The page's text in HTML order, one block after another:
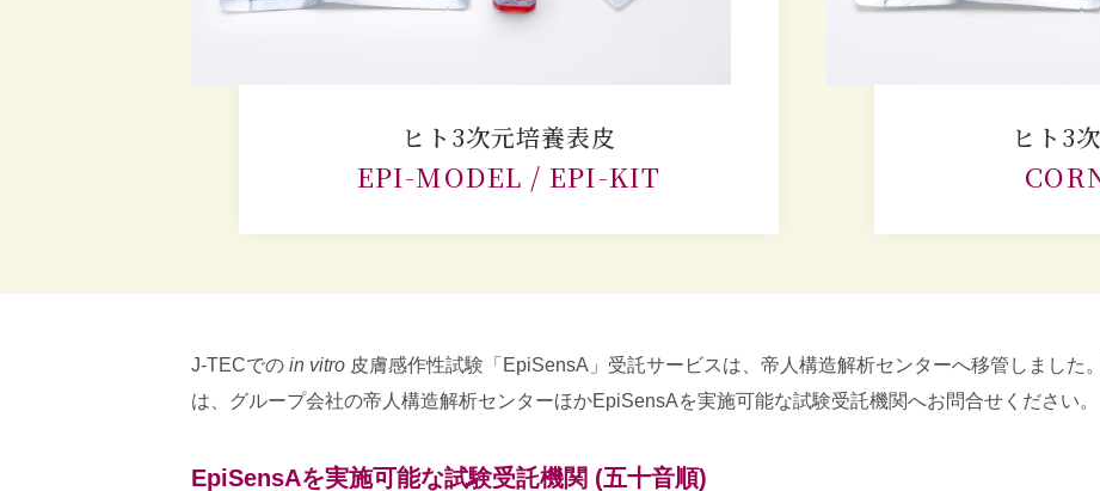
ヒト3次元培養表皮
EPI-MODEL / EPI-KIT
ヒト3
J-TECでの in vitro 皮膚感作性試験「EpiSensA」受託サービスは、帝人構造解析センターへ移管しました
は、グループ会社の帝人構造解析センターほかEpiSensAを実施可能な試験受託機関へお問合せください。
EpiSensAを実施可能な試験受託機関 (五十音順)